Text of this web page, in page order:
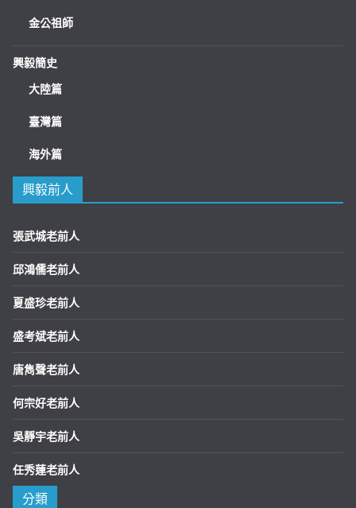
金公祖師
興毅簡史
大陸篇
臺灣篇
海外篇
興毅前人
張武城老前人
邱鴻儒老前人
夏盛珍老前人
盛考斌老前人
唐雋聲老前人
何宗好老前人
吳靜宇老前人
任秀蓮老前人
分類